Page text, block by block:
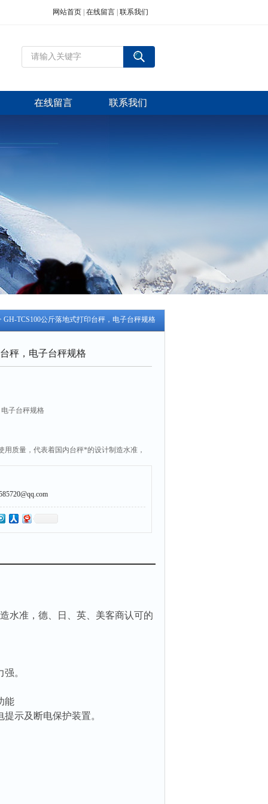
网站首页 在线留言 联系我们
在线留言 联系我们
GH-TCS100公斤落地式打印台秤，电子台秤规格
秤，电子台秤规格
子台秤规格
用质量，代表着国内台秤*的设计制造水准，
打印机
境不同作调整
水准，德、日、英、美客商认可的
。
能
示及断电保护装置。